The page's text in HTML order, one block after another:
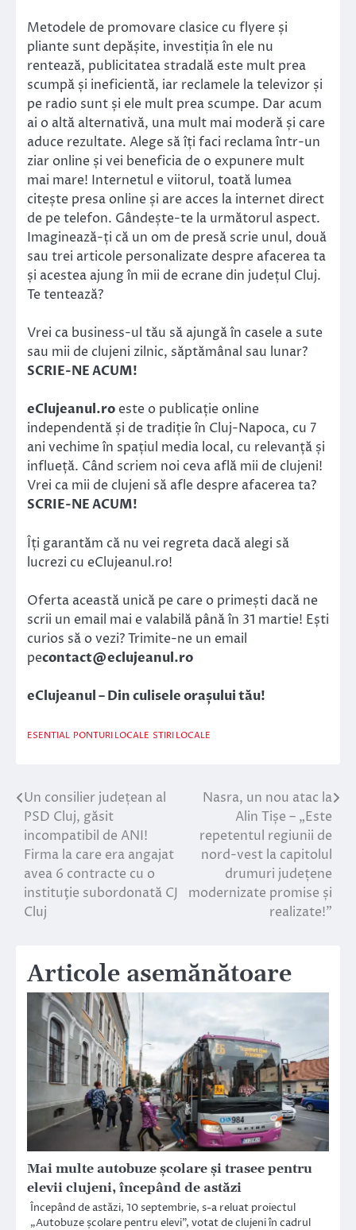
Metodele de promovare clasice cu flyere și
pliante sunt depășite, investiția în ele nu
rentează, publicitatea stradală este mult prea
scumpă și ineficientă, iar reclamele la televizor și
pe radio sunt și ele mult prea scumpe. Dar acum
ai o altă alternativă, una mult mai moderă și care
aduce rezultate. Alege să îți faci reclama într-un
ziar online și vei beneficia de o expunere mult
mai mare! Internetul e viitorul, toată lumea
citește presa online și are acces la internet direct
de pe telefon. Gândește-te la următorul aspect.
Imaginează-ți că un om de presă scrie unul, două
sau trei articole personalizate despre afacerea ta
și acestea ajung în mii de ecrane din județul Cluj.
Te tentează?
Vrei ca business-ul tău să ajungă în casele a sute
sau mii de clujeni zilnic, săptămânal sau lunar?
SCRIE-NE ACUM!
eClujeanul.ro este o publicație online
independentă și de tradiție în Cluj-Napoca, cu 7
ani vechime în spațiul media local, cu relevanță și
influeță. Când scriem noi ceva află mii de clujeni!
Vrei ca mii de clujeni să afle despre afacerea ta?
SCRIE-NE ACUM!
Îți garantăm că nu vei regreta dacă alegi să
lucrezi cu eClujeanul.ro!
Oferta această unică pe care o primești dacă ne
scrii un email mai e valabilă până în 31 martie! Ești
curios să o vezi? Trimite-ne un email
pecontact@eclujeanul.ro
eClujeanul – Din culisele orașului tău!
ESENTIAL PONTURI LOCALE STIRI LOCALE
Navigare
în
articole
Un consilier județean al
PSD Cluj, găsit
incompatibil de ANI!
Firma la care era angajat
avea 6 contracte cu o
instituţie subordonată CJ
Cluj
Nasra, un nou atac la
Alin Tișe – „Este
repetentul regiunii de
nord-vest la capitolul
drumuri județene
modernizate promise și
realizate!”
Articole asemănătoare
Mai multe autobuze școlare și trasee pentru
elevii clujeni, începând de astăzi
Începând de astăzi, 10 septembrie, s-a reluat proiectul
„Autobuze școlare pentru elevi”, votat de clujeni în cadrul